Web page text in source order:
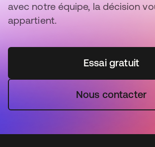
avec notre équipe, la décision
appartient.
Essai gratuit
Nous contacter